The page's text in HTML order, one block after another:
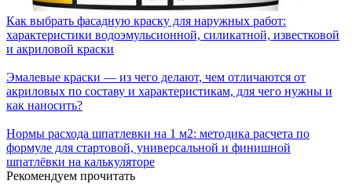
Как выбрать фасадную краску для наружных работ:
характеристики водоэмульсионной, силикатной, известковой
и акриловой краски
Эмалевые краски — из чего делают, чем отличаются от
акриловых по составу и характеристикам, для чего нужны и
как наносить?
Нормы расхода шпатлевки на 1 м2: методика расчета по
формуле для стартовой, универсальной и финишной
шпатлёвки на калькуляторе
Рекомендуем прочитать